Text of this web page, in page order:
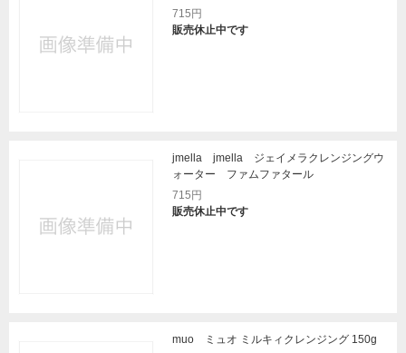
715円
販売休止中です
jmella jmella ジェイメラクレンジングウ
ォーター ファムファタール
715円
販売休止中です
muo ミュオ ミルキィクレンジング 150g